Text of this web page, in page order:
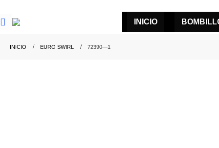
INICIO
INICIO EURO SWIRL 72390—1